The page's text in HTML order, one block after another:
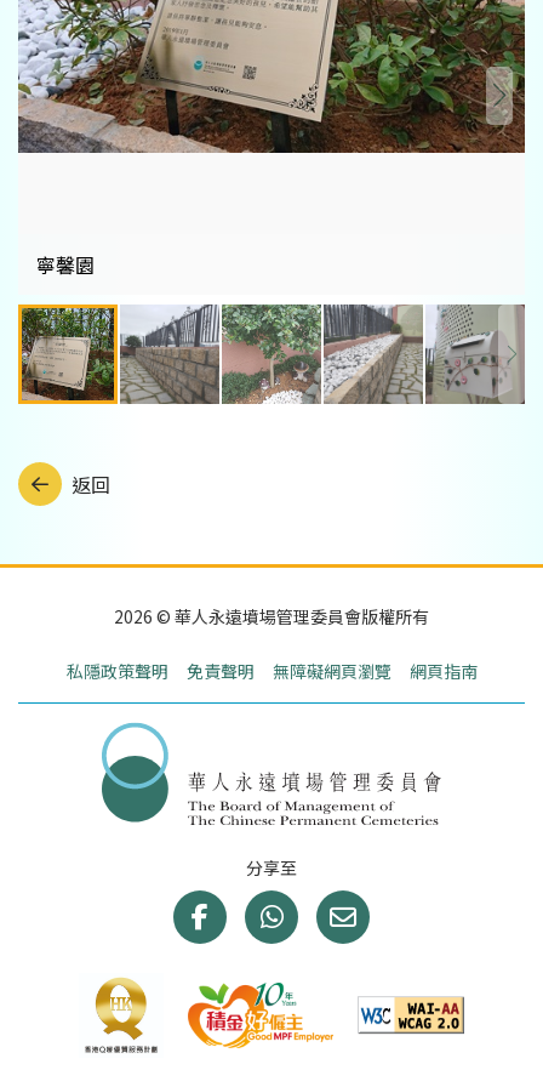
寧馨園
返回
2026 © 華人永遠墳場管理委員會版權所有
私隱政策聲明 免責聲明 無障礙網頁瀏覽 網頁指南
分享至